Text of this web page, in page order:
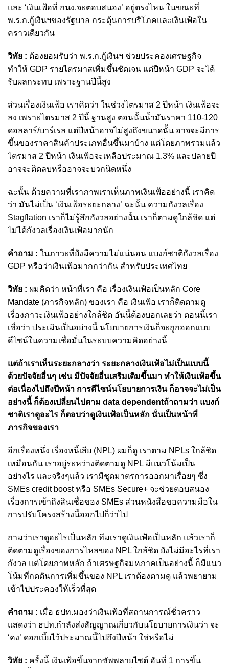
และ ‘เงินเฟ้อที่ กนง.จะตอบสนอง’ อยู่ตรงไหน ในขณะที่
พ.ร.ก.กู้เงินฯของรัฐบาล กระตุ้นการบริโภคและเงินเฟ้อใน
คราวเดียวกัน
วิทัย : ต้องยอมรับว่า พ.ร.ก.กู้เงินฯ ช่วยประคองเศรษฐกิจ
ทำให้ GDP รายไตรมาสเพิ่มขึ้นชัดเจน แต่ปีหน้า GDP จะได้
รับผลกระทบ เพราะฐานปีนี้สูง
ส่วนเรื่องเงินเฟ้อ เราคิดว่า ในช่วงไตรมาส 2 ปีหน้า เงินเฟ้อจะ
ลง เพราะไตรมาส 2 ปีนี้ ฐานสูง ตอนนั้นน้ำมันราคา 110-120
ดอลลาร์/บาร์เรล แต่ปีหน้าอาจไม่สูงถึงขนาดนั้น อาจจะมีการ
ขึ้นของราคาสินค้าประเภทอื่นขึ้นมาบ้าง แต่โดยภาพรวมแล้ว
ไตรมาส 2 ปีหน้า เงินเฟ้อจะเหลือประมาณ 1.3% และปลายปี
อาจจะติดลบหรืออาจจะบวกนิดหนึ่ง
ฉะนั้น ด้วยความที่เราภาพเราเห็นภาพเงินเฟ้ออย่างนี้ เราคิด
ว่า มันไม่เป็น ‘เงินเฟ้อระยะกลาง’ ฉะนั้น ความกังวลเรื่อง
Stagflation เราก็ไม่รู้สึกกังวลอย่างนั้น เราก็ตามดูใกล้ชิด แต่
ไม่ได้กังวลเรื่องเงินเฟ้อมากนัก
คำถาม : ในภาวะที่ยังมีความไม่แน่นอน แบงก์ชาติกังวลเรื่อง
GDP หรือว่าเงินเฟ้อมากกว่ากัน สำหรับประเทศไทย
วิทัย : ผมคิดว่า หน้าที่เรา คือ เรื่องเงินเฟ้อเป็นหลัก Core
Mandate (ภารกิจหลัก) ของเรา คือ เงินเฟ้อ เราก็ติดตามดู
เรื่องภาวะเงินเฟ้ออย่างใกล้ชิด อันนี้ต้องบอกเลยว่า ตอนนี้เรา
เชื่อว่า ประเมินเป็นอย่างนี้ นโยบายการเงินก็จะถูกออกแบบ
ดีไซน์ในความเชื่อมั่นในระบบความคิดอย่างนี้
แต่ถ้าเราเห็นระยะกลางว่า ระยะกลางเงินเฟ้อไม่เป็นแบบนี้
ด้วยปัจจัยอื่นๆ เช่น มีปัจจัยอื่นเสริมเติมขึ้นมา ทำให้เงินเฟ้อขึ้น
ต่อเนื่องไปถึงปีหน้า การดีไซน์นโยบายการเงิน ก็อาจจะไม่เป็น
อย่างนี้ ก็ต้องเปลี่ยนไปตาม data dependentถ้าถามว่า แบงก์
ชาติเราดูอะไร ก็ตอบว่าดูเงินเฟ้อเป็นหลัก นั่นเป็นหน้าที่
ภารกิจของเรา
อีกเรื่องหนึ่ง เรื่องหนี้เสีย (NPL) ผมก็ดู เราตาม NPLs ใกล้ชิด
เหมือนกัน เราอยู่ระหว่างติดตามดู NPL มีแนวโน้มเป็น
อย่างไร และจริงๆแล้ว เรามีชุดมาตรการออกมาเรื่อยๆ ซึ่ง
SMEs credit boost หรือ SMEs Secure+ จะช่วยตอบสนอง
เรื่องการเข้าถึงสินเชื่อของ SMEs ส่วนหนังสือขอความมือใน
การปรับโครงสร้างนี้ออกไปก็ว่าไป
ถามว่าเราดูอะไรเป็นหลัก ทีมเราดูเงินเฟ้อเป็นหลัก แล้วเราก็
ติดตามดูเรื่องของการไหลของ NPL ใกล้ชิด ยังไม่มีอะไรที่เรา
กังวล แต่โดยภาพหลัก ถ้าเศรษฐกิจมหภาคเป็นอย่างนี้ ก็มีแนว
โน้มที่กดดันการเพิ่มขึ้นของ NPL เราต้องตามดู แล้วพยายาม
เข้าไปประคองให้เร็วที่สุด
คำถาม : เมื่อ ธปท.มองว่าเงินเฟ้อที่สถานการณ์ชั่วคราว
แสดงว่า ธปท.กำลังส่งสัญญาณเกี่ยวกับนโยบายการเงินว่า จะ
‘คง’ ดอกเบี้ยไว้ประมาณนี้ไปถึงปีหน้า ใช่หรือไม่
วิทัย : ครั้งนี้ เงินเฟ้อขึ้นจากซัพพลายไซต์ อันที่ 1 การขึ้น